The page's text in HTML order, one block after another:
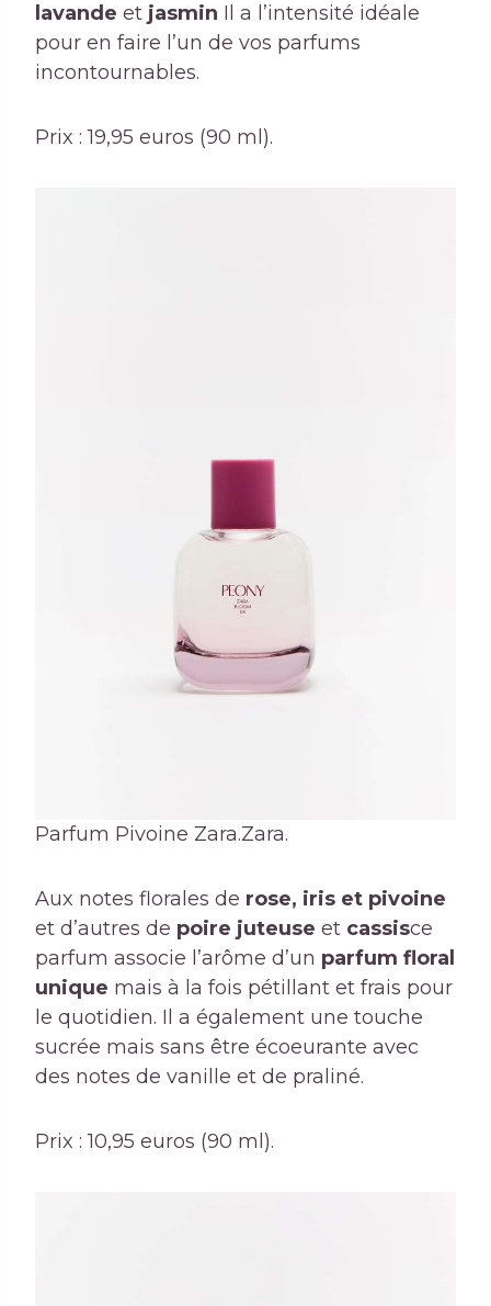
lavande et jasmin Il a l’intensité idéale
pour en faire l’un de vos parfums
incontournables.
Prix ​​: 19,95 euros (90 ml).
Parfum Pivoine Zara.Zara.
Aux notes florales de rose, iris et pivoine
et d’autres de poire juteuse et cassisce
parfum associe l’arôme d’un parfum floral
unique mais à la fois pétillant et frais pour
le quotidien. Il a également une touche
sucrée mais sans être écoeurante avec
des notes de vanille et de praliné.
Prix ​​: 10,95 euros (90 ml).